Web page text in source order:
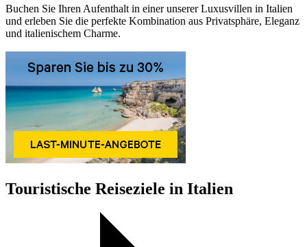
Buchen Sie Ihren Aufenthalt in einer unserer Luxusvillen in Italien
und erleben Sie die perfekte Kombination aus Privatsphäre, Eleganz
und italienischem Charme.
Touristische Reiseziele in Italien